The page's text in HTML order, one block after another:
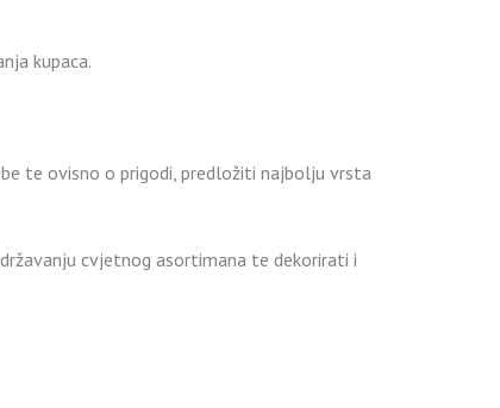
kupaca.
te ovisno o prigodi, predložiti najbolju vrsta
cvjetnog asortimana te dekorirati i